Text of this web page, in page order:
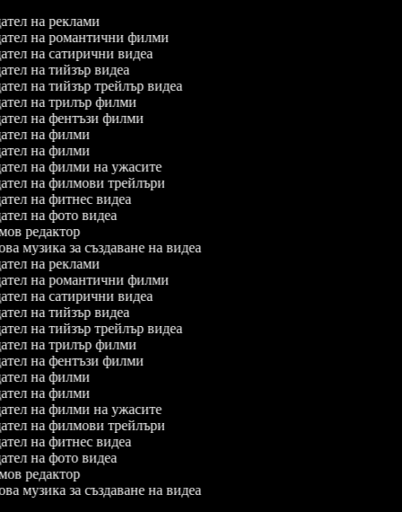
на реклами
на романтични филми
на сатирични видеа
на тийзър видеа
на тийзър трейлър видеа
на трилър филми
на фентъзи филми
на филми
на филми
на филми на ужасите
на филмови трейлъри
на фитнес видеа
на фото видеа
редактор
музика за създаване на видеа
на реклами
на романтични филми
на сатирични видеа
на тийзър видеа
на тийзър трейлър видеа
на трилър филми
на фентъзи филми
на филми
на филми
на филми на ужасите
на филмови трейлъри
на фитнес видеа
на фото видеа
редактор
музика за създаване на видеа